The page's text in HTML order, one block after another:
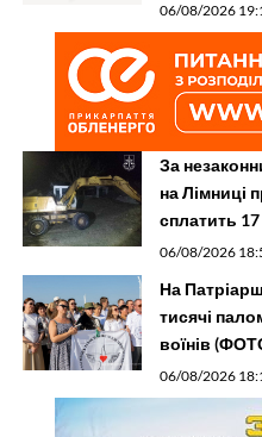
06/08/2026
За
на Лімниці
сплатить
06/08/2026
На
тисячі
воїнів
06/08/2026